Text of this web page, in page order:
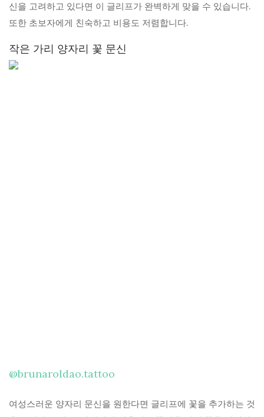
신을 고려하고 있다면 이 글리프가 완벽하게 맞을 수 있습니다.
또한 초보자에게 친숙하고 비용도 저렴합니다.
작은 가리 양자리 꽃 문신
@brunaroldao.tattoo
여성스러운 양자리 문신을 원한다면 글리프에 꽃을 추가하는 것